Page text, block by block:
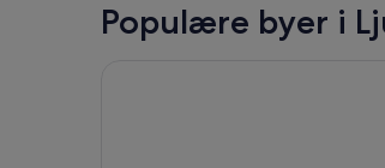
Populære byer i